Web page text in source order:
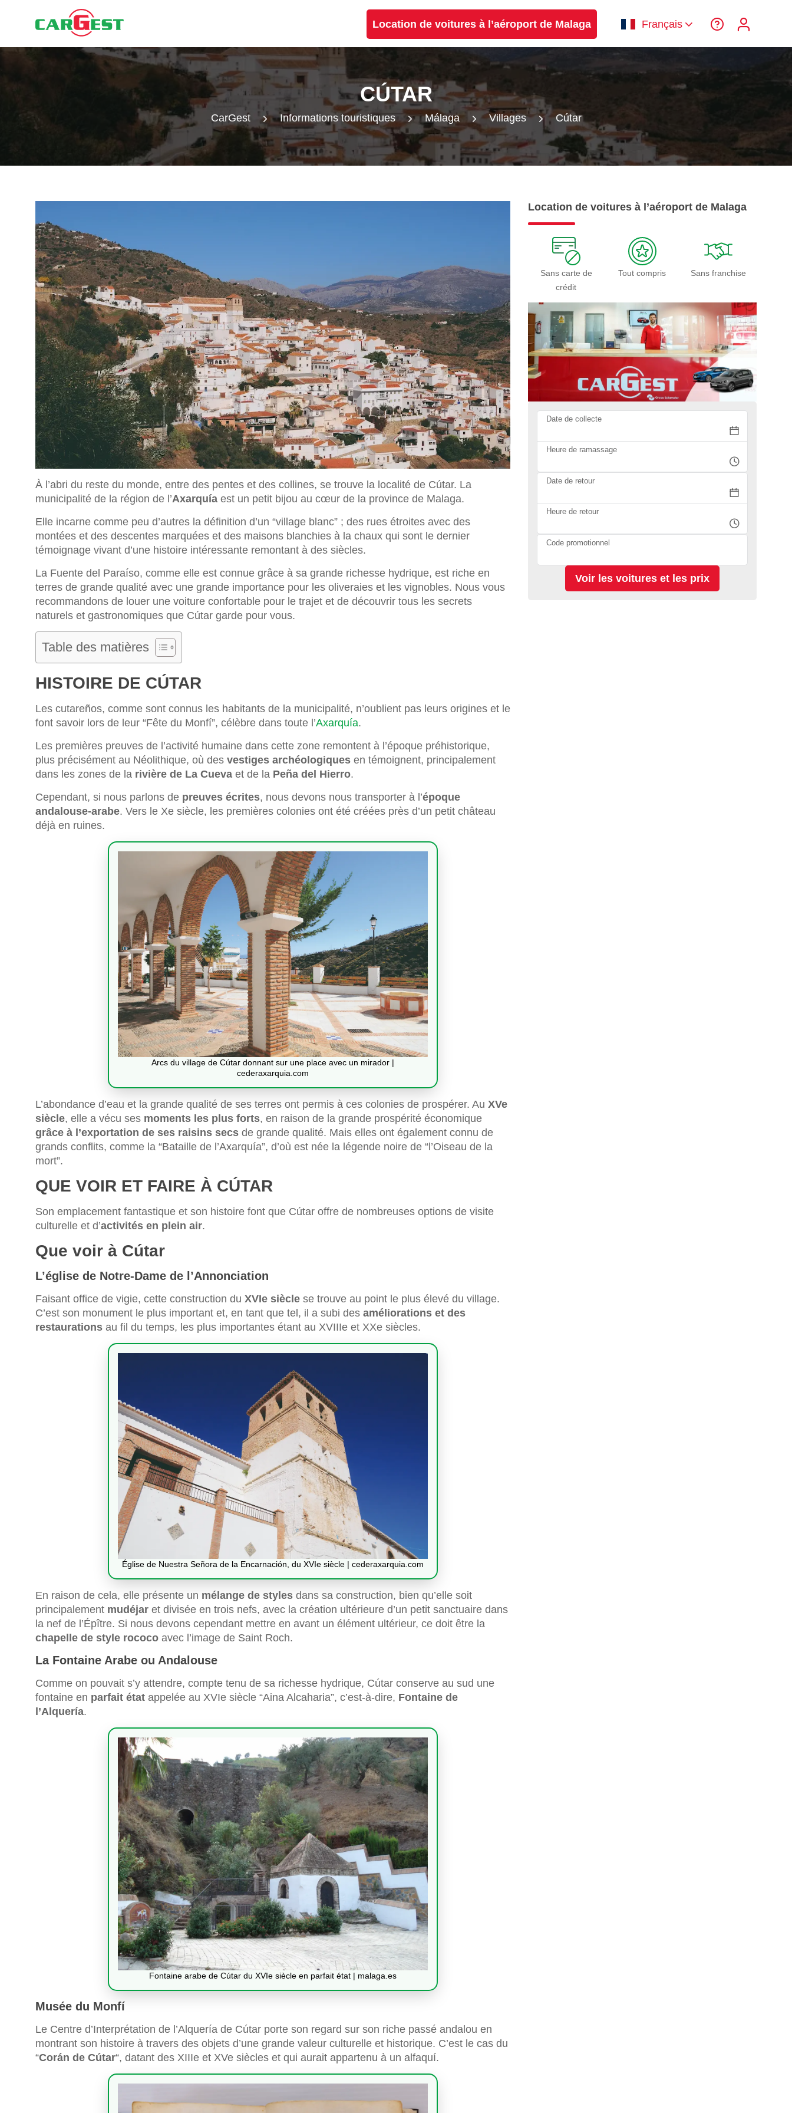
Location de voitures à l’aéroport de Malaga Français
CÚTAR
CarGest Informations touristiques Málaga Villages Cútar
À l’abri du reste du monde, entre des pentes et des collines, se trouve la localité de Cútar. La
municipalité de la région de l’Axarquía est un petit bijou au cœur de la province de Malaga.
Elle incarne comme peu d’autres la définition d’un “village blanc” ; des rues étroites avec des
montées et des descentes marquées et des maisons blanchies à la chaux qui sont le dernier
témoignage vivant d’une histoire intéressante remontant à des siècles.
La Fuente del Paraíso, comme elle est connue grâce à sa grande richesse hydrique, est riche en
terres de grande qualité avec une grande importance pour les oliveraies et les vignobles. Nous vous
recommandons de louer une voiture confortable pour le trajet et de découvrir tous les secrets
naturels et gastronomiques que Cútar garde pour vous.
Table des matières
HISTOIRE DE CÚTAR
Les cutareños, comme sont connus les habitants de la municipalité, n’oublient pas leurs origines et le
font savoir lors de leur “Fête du Monfí”, célèbre dans toute l’Axarquía.
Les premières preuves de l’activité humaine dans cette zone remontent à l’époque préhistorique,
plus précisément au Néolithique, où des vestiges archéologiques en témoignent, principalement
dans les zones de la rivière de La Cueva et de la Peña del Hierro.
Cependant, si nous parlons de preuves écrites, nous devons nous transporter à l’époque
andalouse-arabe. Vers le Xe siècle, les premières colonies ont été créées près d’un petit château
déjà en ruines.
Arcs du village de Cútar donnant sur une place avec un mirador |
cederaxarquia.com
L’abondance d’eau et la grande qualité de ses terres ont permis à ces colonies de prospérer. Au XVe
siècle, elle a vécu ses moments les plus forts, en raison de la grande prospérité économique
grâce à l’exportation de ses raisins secs de grande qualité. Mais elles ont également connu de
grands conflits, comme la “Bataille de l’Axarquía”, d’où est née la légende noire de “l’Oiseau de la
mort”.
QUE VOIR ET FAIRE À CÚTAR
Son emplacement fantastique et son histoire font que Cútar offre de nombreuses options de visite
culturelle et d’activités en plein air.
Que voir à Cútar
L’église de Notre-Dame de l’Annonciation
Faisant office de vigie, cette construction du XVIe siècle se trouve au point le plus élevé du village.
C’est son monument le plus important et, en tant que tel, il a subi des améliorations et des
restaurations au fil du temps, les plus importantes étant au XVIIIe et XXe siècles.
Église de Nuestra Señora de la Encarnación, du XVIe siècle | cederaxarquia.com
En raison de cela, elle présente un mélange de styles dans sa construction, bien qu’elle soit
principalement mudéjar et divisée en trois nefs, avec la création ultérieure d’un petit sanctuaire dans
la nef de l’Épître. Si nous devons cependant mettre en avant un élément ultérieur, ce doit être la
chapelle de style rococo avec l’image de Saint Roch.
La Fontaine Arabe ou Andalouse
Comme on pouvait s’y attendre, compte tenu de sa richesse hydrique, Cútar conserve au sud une
fontaine en parfait état appelée au XVIe siècle “Aina Alcaharia”, c’est-à-dire, Fontaine de
l’Alquería.
Fontaine arabe de Cútar du XVIe siècle en parfait état | malaga.es
Musée du Monfí
Le Centre d’Interprétation de l’Alquería de Cútar porte son regard sur son riche passé andalou en
montrant son histoire à travers des objets d’une grande valeur culturelle et historique. C’est le cas du
“Corán de Cútar“, datant des XIIIe et XVe siècles et qui aurait appartenu à un alfaquí.
Location de voitures à l’aéroport de Malaga
Sans carte de
crédit
Tout compris Sans franchise
Date de collecte
Heure de ramassage
Date de retour
Heure de retour
Code promotionnel